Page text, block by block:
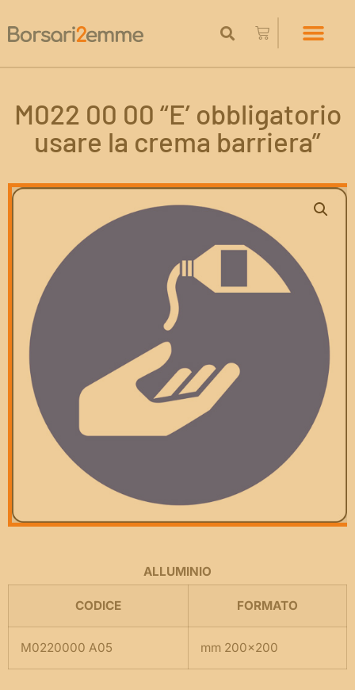
M022 00 00 “E’ obbligatorio
usare la crema barriera”
ALLUMINIO
CODICE FORMATO
M0220000 A05 mm 200×200